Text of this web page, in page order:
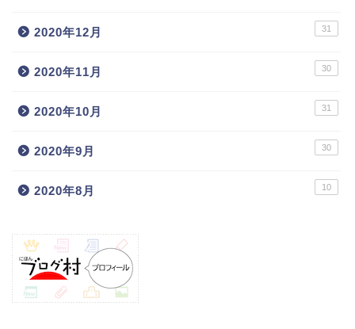
2020年12月 31
2020年11月 30
2020年10月 31
2020年9月 30
2020年8月 10